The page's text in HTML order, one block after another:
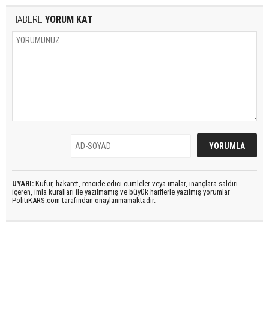
HABERE YORUM KAT
UYARI: Küfür, hakaret, rencide edici cümleler veya imalar, inançlara saldırı
içeren, imla kuralları ile yazılmamış ve büyük harflerle yazılmış yorumlar
PolitiKARS.com tarafından onaylanmamaktadır.